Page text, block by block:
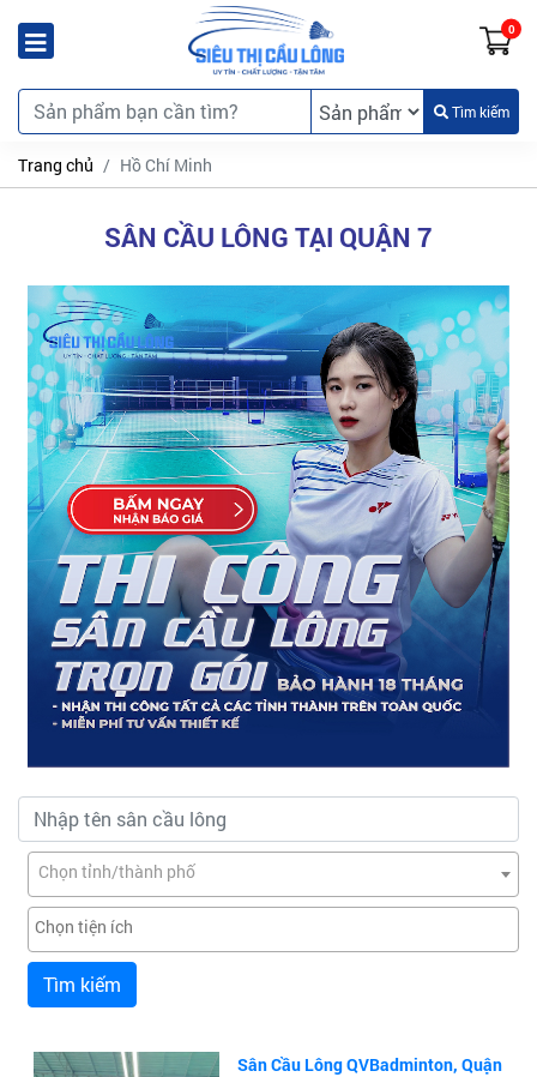
0
Tìm kiếm
Trang chủ Hồ Chí Minh
SÂN CẦU LÔNG TẠI QUẬN 7
Chọn tỉnh/thành phố
Tìm kiếm
Sân Cầu Lông QVBadminton, Quận